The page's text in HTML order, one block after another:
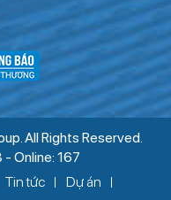
All Rights Reserved.
Online: 167
Tin tức Dự án